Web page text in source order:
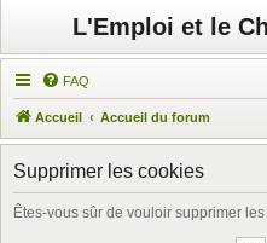
L'Emploi et le
FAQ
Accueil Accueil du forum
Supprimer les cookies
Êtes-vous sûr de vouloir supprimer